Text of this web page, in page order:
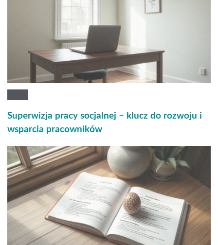
Superwizja pracy socjalnej – klucz do rozwoju i
wsparcia pracowników